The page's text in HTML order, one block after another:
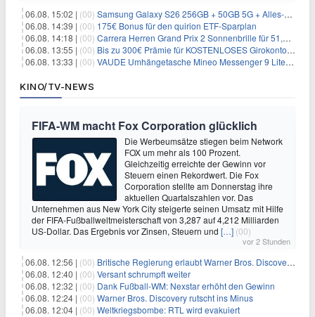
06.08. 15:02 | (00) Samsung Galaxy S26 256GB + 50GB 5G + Alles-Flat im Vodafone-Netz für 19,99€/Monat – eff. 0,20€/Monat
06.08. 14:39 | (00) 175€ Bonus für den quirion ETF-Sparplan
06.08. 14:18 | (00) Carrera Herren Grand Prix 2 Sonnenbrille für 51,55€
06.08. 13:55 | (00) Bis zu 300€ Prämie für KOSTENLOSES Girokonto bei der Santander – 50€ schon nach 1 Woche!
06.08. 13:33 | (00) VAUDE Umhängetasche Mineo Messenger 9 Liter für 26,89€
KINO/TV-NEWS
FIFA-WM macht Fox Corporation glücklich
Die Werbeumsätze stiegen beim Network
FOX um mehr als 100 Prozent.
Gleichzeitig erreichte der Gewinn vor
Steuern einen Rekordwert. Die Fox
Corporation stellte am Donnerstag ihre
aktuellen Quartalszahlen vor. Das
Unternehmen aus New York City steigerte seinen Umsatz mit Hilfe
der FIFA-Fußballweltmeisterschaft von 3,287 auf 4,212 Milliarden
US-Dollar. Das Ergebnis vor Zinsen, Steuern und […] (00)
vor 2 Stunden
06.08. 12:56 | (00) Britische Regierung erlaubt Warner Bros. Discovery-Übernahme
06.08. 12:40 | (00) Versant schrumpft weiter
06.08. 12:32 | (00) Dank Fußball-WM: Nexstar erhöht den Gewinn
06.08. 12:24 | (00) Warner Bros. Discovery rutscht ins Minus
06.08. 12:04 | (00) Weltkriegsbombe: RTL wird evakuiert